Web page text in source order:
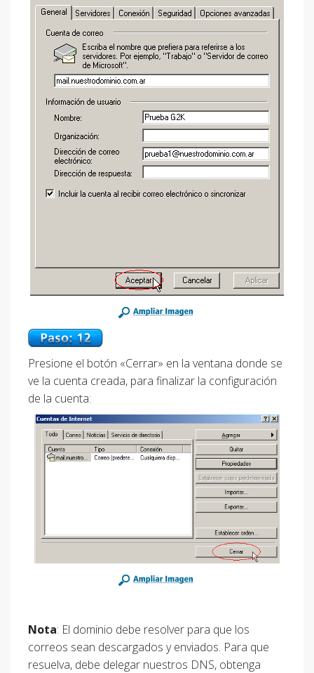
Presione el botón «Cerrar» en la ventana donde se
ve la cuenta creada, para finalizar la configuración
de la cuenta:
Nota: El dominio debe resolver para que los
correos sean descargados y enviados. Para que
resuelva, debe delegar nuestros DNS, obtenga